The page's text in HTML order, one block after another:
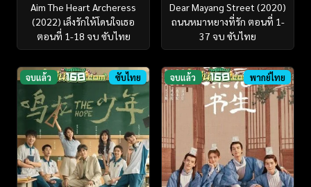
Aim The Heart Archeress
(2022) เล็งรักให้โดนใจเธอ
ตอนที่ 1-18 จบ ซับไทย
Dear Mayang Street (2020)
ถนนหมาหยางที่รัก ตอนที่ 1-
37 จบ ซับไทย
จบแล้ว ซับไทย จบแล้ว พากย์ไทย